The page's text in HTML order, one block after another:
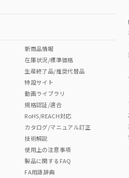
新商品情報
在庫状況/標準価格
生産終了品/推奨代替品
特設サイト
動画ライブラリ
規格認証/適合
RoHS/REACH対応
カタログ/マニュアル訂正
技術解説
使用上の注意事項
製品に関するFAQ
FA用語辞典